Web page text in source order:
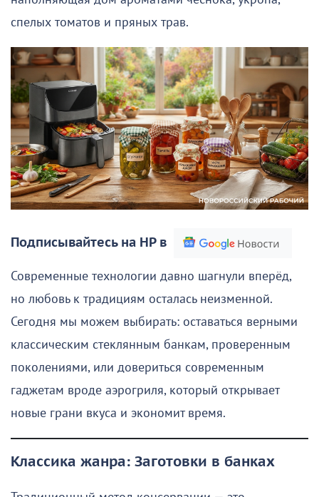
спелых томатов и пряных трав.
Подписывайтесь на НР в
Современные технологии давно шагнули вперёд,
но любовь к традициям осталась неизменной.
Сегодня мы можем выбирать: оставаться верными
классическим стеклянным банкам, проверенным
поколениями, или довериться современным
гаджетам вроде аэрогриля, который открывает
новые грани вкуса и экономит время.
Классика жанра: Заготовки в банках